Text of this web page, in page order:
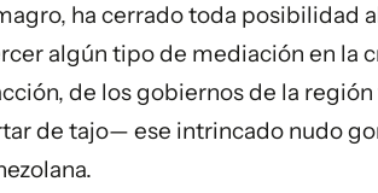
ha cerrado toda posibilidad
algún tipo de mediación en la
de los gobiernos de la
de tajo— ese intrincado nudo